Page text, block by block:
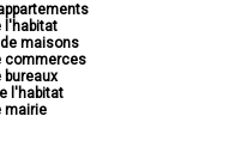
l'habitat
maisons
commerces
bureaux
l'habitat
mairie